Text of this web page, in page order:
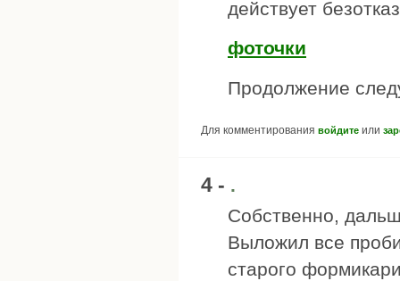
действует
фоточки
Продолжение
Для комментирования войдите или
4 - .
Собственно,
Выложил все
старого